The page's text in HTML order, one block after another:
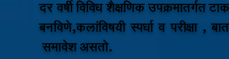
दर वर्षी विविध शैक्षणिक
बनविणे,कलांविषयी स्पर्धा व परीक्षा ,
समावेश असतो.